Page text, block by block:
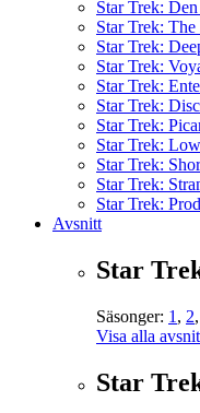
Star Trek:
Star Trek:
Star Trek:
Star Trek:
Star Trek:
Star Trek:
Star Trek:
Star Trek:
Star Trek:
Star Trek:
Star Trek:
Avsnitt
Star
Säsonger: 1 , 2,
Visa alla
Star